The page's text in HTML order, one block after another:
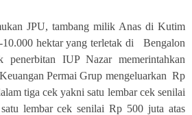
JPU, tambang milik Anas di Kutim
hektar yang terletak di Bengalon
IUP Nazar memerintahkan
Permai Grup mengeluarkan Rp
tiga cek yakni satu lembar cek senilai
lembar cek senilai Rp 500 juta atas